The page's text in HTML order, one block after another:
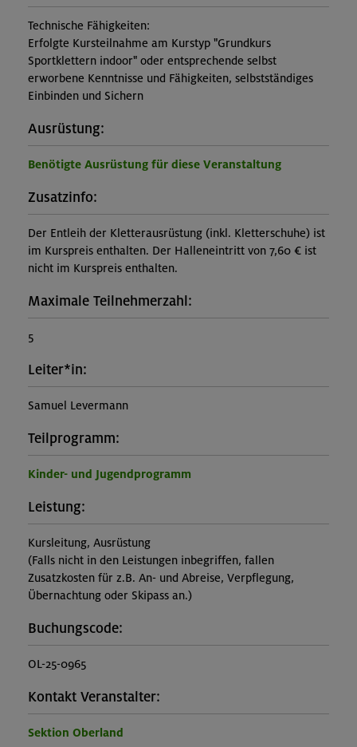
Technische Fähigkeiten:
Erfolgte Kursteilnahme am Kurstyp "Grundkurs
Sportklettern indoor" oder entsprechende selbst
erworbene Kenntnisse und Fähigkeiten, selbstständiges
Einbinden und Sichern
Ausrüstung:
Benötigte Ausrüstung für diese Veranstaltung
Zusatzinfo:
Der Entleih der Kletterausrüstung (inkl. Kletterschuhe) ist
im Kurspreis enthalten. Der Halleneintritt von 7,60 € ist
nicht im Kurspreis enthalten.
Maximale Teilnehmerzahl:
5
Leiter*in:
Samuel Levermann
Teilprogramm:
Kinder- und Jugendprogramm
Leistung:
Kursleitung, Ausrüstung
(Falls nicht in den Leistungen inbegriffen, fallen
Zusatzkosten für z.B. An- und Abreise, Verpflegung,
Übernachtung oder Skipass an.)
Buchungscode:
OL-25-0965
Kontakt Veranstalter:
Sektion Oberland